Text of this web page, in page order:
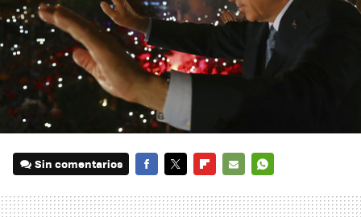
Sin comentarios
MAIL